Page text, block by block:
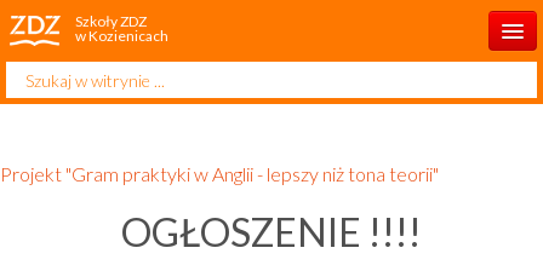
Szkoły ZDZ
w Kozienicach
Start
O szkole
Szukaj...
Projekt "Gram praktyki w Anglii - lepszy niż tona teorii"
OGŁOSZENIE !!!!